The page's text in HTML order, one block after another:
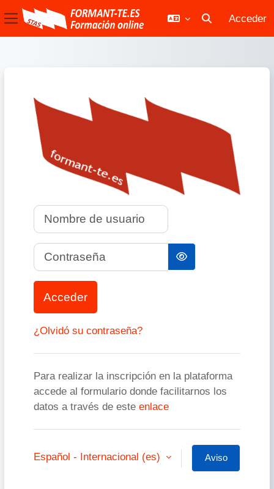
Panel lateral
Selector de
Acceder
Nombre de usuario
Contraseña
Acceder
¿Olvidó su contraseña?
Para realizar la inscripción en la plataforma
accede al formulario donde facilitarnos los
datos a través de este enlace
Español - Internacional ‎(es)‎
Aviso